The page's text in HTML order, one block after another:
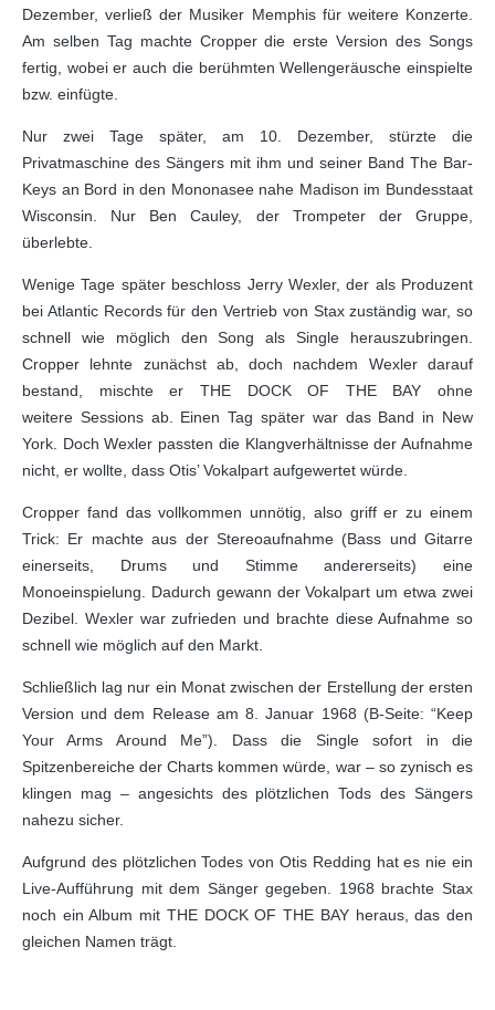
Dezember, verließ der Musiker Memphis für weitere Konzerte.
Am selben Tag machte Cropper die erste Version des Songs
fertig, wobei er auch die berühmten Wellengeräusche einspielte
bzw. einfügte.
Nur zwei Tage später, am 10. Dezember, stürzte die
Privatmaschine des Sängers mit ihm und seiner Band The Bar-
Keys an Bord in den Mononasee nahe Madison im Bundesstaat
Wisconsin. Nur Ben Cauley, der Trompeter der Gruppe,
überlebte.
Wenige Tage später beschloss Jerry Wexler, der als Produzent
bei Atlantic Records für den Vertrieb von Stax zuständig war, so
schnell wie möglich den Song als Single herauszubringen.
Cropper lehnte zunächst ab, doch nachdem Wexler darauf
bestand, mischte er THE DOCK OF THE BAY ohne
weitere Sessions ab. Einen Tag später war das Band in New
York. Doch Wexler passten die Klangverhältnisse der Aufnahme
nicht, er wollte, dass Otis’ Vokalpart aufgewertet würde.
Cropper fand das vollkommen unnötig, also griff er zu einem
Trick: Er machte aus der Stereoaufnahme (Bass und Gitarre
einerseits, Drums und Stimme andererseits) eine
Monoeinspielung. Dadurch gewann der Vokalpart um etwa zwei
Dezibel. Wexler war zufrieden und brachte diese Aufnahme so
schnell wie möglich auf den Markt.
Schließlich lag nur ein Monat zwischen der Erstellung der ersten
Version und dem Release am 8. Januar 1968 (B-Seite: “Keep
Your Arms Around Me”). Dass die Single sofort in die
Spitzenbereiche der Charts kommen würde, war ‒ so zynisch es
klingen mag ‒ angesichts des plötzlichen Tods des Sängers
nahezu sicher.
Aufgrund des plötzlichen Todes von Otis Redding hat es nie ein
Live-Aufführung mit dem Sänger gegeben. 1968 brachte Stax
noch ein Album mit THE DOCK OF THE BAY heraus, das den
gleichen Namen trägt.